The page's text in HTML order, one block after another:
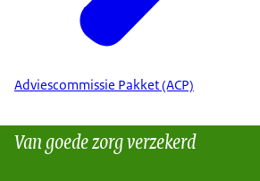
Adviescommissie Pakket (ACP)
Van goede zorg verzekerd